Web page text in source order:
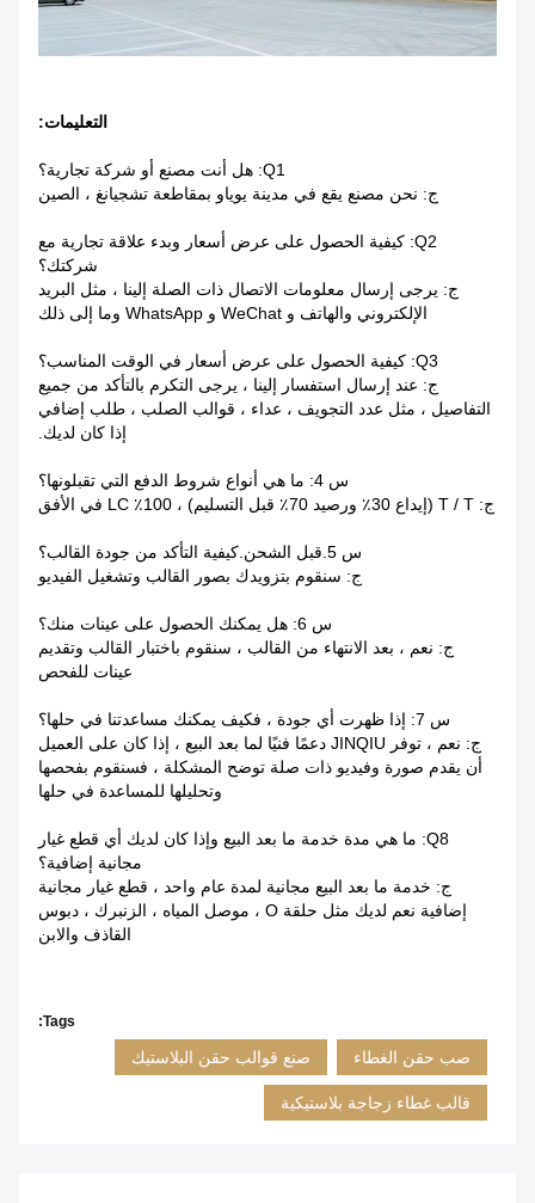
التعليمات:
Q1: هل أنت مصنع أو شركة تجارية؟
ج: نحن مصنع يقع في مدينة يوياو بمقاطعة تشجيانغ ، الصين
Q2: كيفية الحصول على عرض أسعار وبدء علاقة تجارية مع
شركتك؟
ج: يرجى إرسال معلومات الاتصال ذات الصلة إلينا ، مثل البريد
الإلكتروني والهاتف و WeChat و WhatsApp وما إلى ذلك
Q3: كيفية الحصول على عرض أسعار في الوقت المناسب؟
ج: عند إرسال استفسار إلينا ، يرجى التكرم بالتأكد من جميع
التفاصيل ، مثل عدد التجويف ، عداء ، قوالب الصلب ، طلب إضافي
إذا كان لديك.
س 4: ما هي أنواع شروط الدفع التي تقبلونها؟
ج: T / T (إيداع 30٪ ورصيد 70٪ قبل التسليم) ، 100٪ LC في الأفق
س 5.قبل الشحن.كيفية التأكد من جودة القالب؟
ج: سنقوم بتزويدك بصور القالب وتشغيل الفيديو
س 6: هل يمكنك الحصول على عينات منك؟
ج: نعم ، بعد الانتهاء من القالب ، سنقوم باختبار القالب وتقديم
عينات للفحص
س 7: إذا ظهرت أي جودة ، فكيف يمكنك مساعدتنا في حلها؟
ج: نعم ، توفر JINQIU دعمًا فنيًا لما بعد البيع ، إذا كان على العميل
أن يقدم صورة وفيديو ذات صلة توضح المشكلة ، فسنقوم بفحصها
وتحليلها للمساعدة في حلها
Q8: ما هي مدة خدمة ما بعد البيع وإذا كان لديك أي قطع غيار
مجانية إضافية؟
ج: خدمة ما بعد البيع مجانية لمدة عام واحد ، قطع غيار مجانية
إضافية نعم لديك مثل حلقة O ، موصل المياه ، الزنبرك ، دبوس
القاذف والابن
Tags:
صب حقن الغطاء صنع قوالب حقن البلاستيك
قالب غطاء زجاجة بلاستيكية